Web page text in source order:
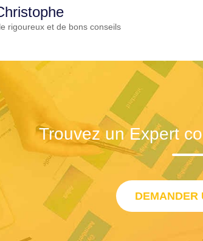
rigoureux et de bons conseils
Trouvez un Expert
DEMANDER